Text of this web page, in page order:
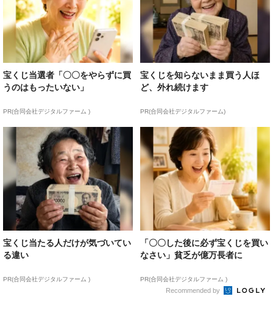
宝くじ当選者「〇〇をやらずに買
うのはもったいない」
PR(合同会社デジタルファーム )
宝くじを知らないまま買う人ほ
ど、外れ続けます
PR(合同会社デジタルファーム)
宝くじ当たる人だけが気づいてい
る違い
PR(合同会社デジタルファーム )
「〇〇した後に必ず宝くじを買い
なさい」貧乏が億万長者に
PR(合同会社デジタルファーム )
Recommended by